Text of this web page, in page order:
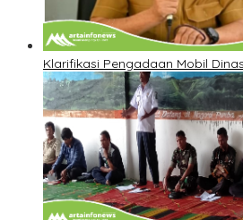
Klarifikasi Pengadaan Mobil